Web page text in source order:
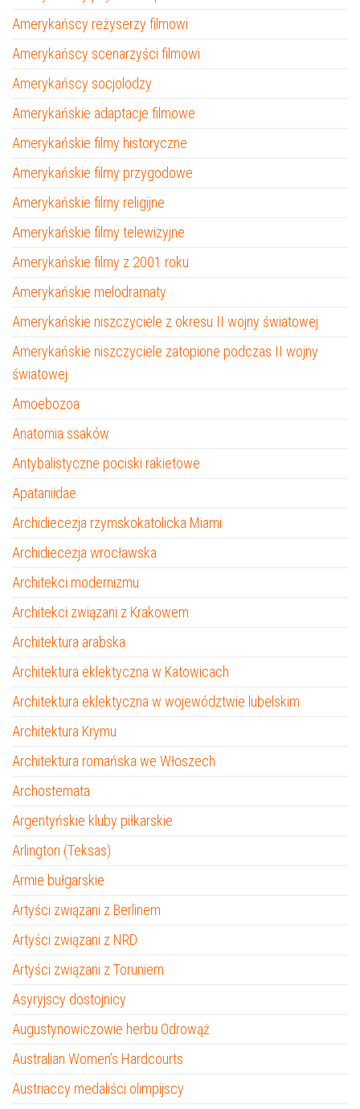
Amerykańscy reżyserzy filmowi
Amerykańscy scenarzyści filmowi
Amerykańscy socjolodzy
Amerykańskie adaptacje filmowe
Amerykańskie filmy historyczne
Amerykańskie filmy przygodowe
Amerykańskie filmy religijne
Amerykańskie filmy telewizyjne
Amerykańskie filmy z 2001 roku
Amerykańskie melodramaty
Amerykańskie niszczyciele z okresu II wojny światowej
Amerykańskie niszczyciele zatopione podczas II wojny
światowej
Amoebozoa
Anatomia ssaków
Antybalistyczne pociski rakietowe
Apataniidae
Archidiecezja rzymskokatolicka Miami
Archidiecezja wrocławska
Architekci modernizmu
Architekci związani z Krakowem
Architektura arabska
Architektura eklektyczna w Katowicach
Architektura eklektyczna w województwie lubelskim
Architektura Krymu
Architektura romańska we Włoszech
Archostemata
Argentyńskie kluby piłkarskie
Arlington (Teksas)
Armie bułgarskie
Artyści związani z Berlinem
Artyści związani z NRD
Artyści związani z Toruniem
Asyryjscy dostojnicy
Augustynowiczowie herbu Odrowąż
Australian Women’s Hardcourts
Austriaccy medaliści olimpijscy